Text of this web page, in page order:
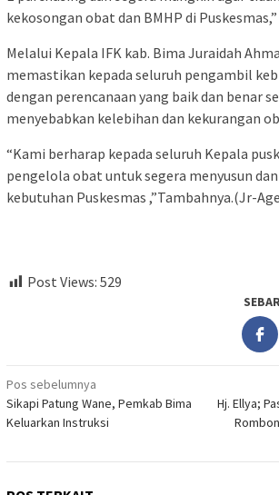
kekosongan obat dan BMHP di Puskesmas,”
Melalui Kepala IFK kab. Bima Juraidah
memastikan kepada seluruh pengambil
dengan perencanaan yang baik dan benar
menyebabkan kelebihan dan kekurangan
“Kami berharap kepada seluruh Kepala
pengelola obat untuk segera menyusun
kebutuhan Puskesmas ,”Tambahnya.(Jr-
Post Views: 529
Navigasi
pos
Pos sebelumnya
Sikapi Patung Wane, Pemkab Bima
Keluarkan Instruksi
Hj. Ellya;